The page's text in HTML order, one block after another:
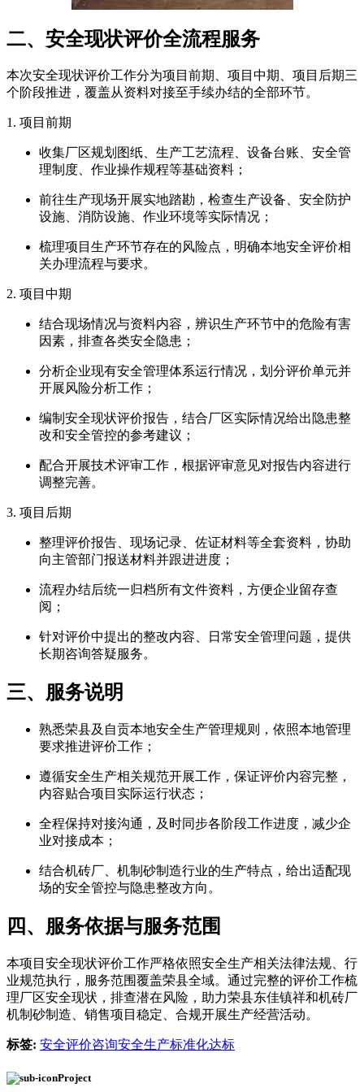
二、安全现状评价全流程服务
本次安全现状评价工作分为项目前期、项目中期、项目后期三
个阶段推进，覆盖从资料对接至手续办结的全部环节。
1. 项目前期
收集厂区规划图纸、生产工艺流程、设备台账、安全管
理制度、作业操作规程等基础资料；
前往生产现场开展实地踏勘，检查生产设备、安全防护
设施、消防设施、作业环境等实际情况；
梳理项目生产环节存在的风险点，明确本地安全评价相
关办理流程与要求。
2. 项目中期
结合现场情况与资料内容，辨识生产环节中的危险有害
因素，排查各类安全隐患；
分析企业现有安全管理体系运行情况，划分评价单元并
开展风险分析工作；
编制安全现状评价报告，结合厂区实际情况给出隐患整
改和安全管控的参考建议；
配合开展技术评审工作，根据评审意见对报告内容进行
调整完善。
3. 项目后期
整理评价报告、现场记录、佐证材料等全套资料，协助
向主管部门报送材料并跟进进度；
流程办结后统一归档所有文件资料，方便企业留存查
阅；
针对评价中提出的整改内容、日常安全管理问题，提供
长期咨询答疑服务。
三、服务说明
熟悉荣县及自贡本地安全生产管理规则，依照本地管理
要求推进评价工作；
遵循安全生产相关规范开展工作，保证评价内容完整，
内容贴合项目实际运行状态；
全程保持对接沟通，及时同步各阶段工作进度，减少企
业对接成本；
结合机砖厂、机制砂制造行业的生产特点，给出适配现
场的安全管控与隐患整改方向。
四、服务依据与服务范围
本项目安全现状评价工作严格依照安全生产相关法律法规、行
业规范执行，服务范围覆盖荣县全域。通过完整的评价工作梳
理厂区安全现状，排查潜在风险，助力荣县东佳镇祥和机砖厂
机制砂制造、销售项目稳定、合规开展生产经营活动。
标签: 安全评价咨询安全生产标准化达标
Project